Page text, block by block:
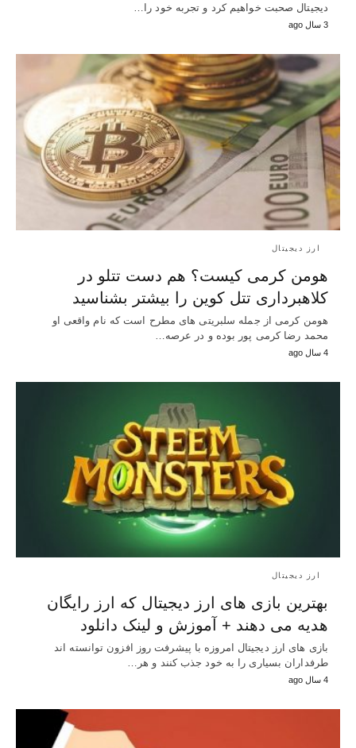
دیجیتال صحبت خواهیم کرد و تجربه خود را…
3 سال ago
ارز دیجیتال
هومن کرمی کیست؟ هم دست تتلو در
کلاهبرداری تتل کوین را بیشتر بشناسید
هومن کرمی از جمله سلبریتی های مطرح است که نام واقعی او
محمد رضا کرمی پور بوده و در عرصه…
4 سال ago
ارز دیجیتال
بهترین بازی های ارز دیجیتال که ارز رایگان
هدیه می دهند + آموزش و لینک دانلود
بازی های ارز دیجیتال امروزه با پیشرفت روز افزون توانسته اند
طرفداران بسیاری را به خود جذب کنند و هر…
4 سال ago